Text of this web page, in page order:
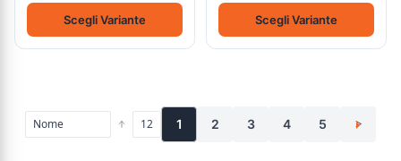
Scegli Variante Scegli Variante
1 2 3 4 5 >